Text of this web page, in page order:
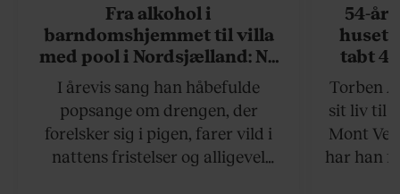
Fra alkohol i
barndomshjemmet til villa
med pool i Nordsjælland: Nu
skal du høre sandheden om
Rasmus Seebach
I årevis sang han håbefulde
popsange om drengen, der
forelsker sig i pigen, farer vild i
nattens fristelser og alligevel
54-
huset
tabt
Torben
sit liv til
Mont
har han